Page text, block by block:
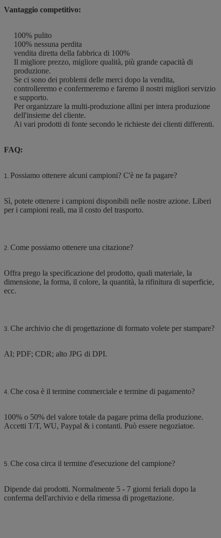
Vantaggio competitivo:
100% pulito
100% nessuna perdita
vendita diretta della fabbrica di 100%
Il migliore prezzo, migliore qualità, più grande capacità di
produzione.
Se ci sono dei problemi delle merci dopo la vendita,
controlleremo e confermeremo e faremo il nostri migliori servizio
e supporto.
Per organizzare la multi-produzione allini per intera produzione
dell'insieme del cliente.
Ai vari prodotti di fonte secondo le richieste dei clienti differenti.
FAQ:
1. Possiamo ottenere alcuni campioni? C'è ne fa pagare?
Sì, potete ottenere i campioni disponibili nelle nostre azione. Liberi
per i campioni reali, ma il costo del trasporto.
2. Come possiamo ottenere una citazione?
Offra prego la specificazione del prodotto, quali materiale, la
dimensione, la forma, il colore, la quantità, la rifinitura di superficie,
ecc.
3. Che archivio che di progettazione di formato volete per stampare?
AI; PDF; CDR; alto JPG di DPI.
4. Che cosa è il termine commerciale e termine di pagamento?
100% o 50% del valore totale da pagare prima della produzione.
Accetti T/T, WU, Paypal & i contanti. Può essere negoziatoe.
5. Che cosa circa il termine d'esecuzione del campione?
Dipende dai prodotti. Normalmente 5 - 7 giorni feriali dopo la
conferma dell'archivio e della rimessa di progettazione.